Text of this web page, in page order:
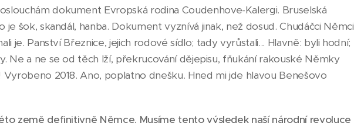
dokument Evropská rodina Coudenhove-Kalergi. Bruselská
je šok, skandál, hanba. Dokument vyznívá jinak, než dosud. Chudáčci Němci
je. Panství Březnice, jejich rodové sídlo; tady vyrůstali... Hlavně: byli hodní;
Ne a ne se od těch lží, překrucování dějepisu, fňukání rakouské Němky
Vyrobeno 2018. Ano, poplatno dnešku. Hned mi jde hlavou Benešovo
země definitivně Němce. Musíme tento výsledek naší národní revoluce